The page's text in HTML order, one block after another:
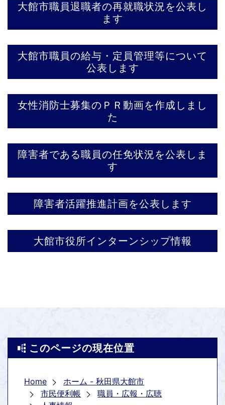
大館市職員退職者の再就職状況を公表し
ます
大館市職員の給与・定員管理等について
公表します
女性消防士募集のＰＲ動画を作成しまし
た
障害者である職員の任免状況を公表しま
す
障害者活躍推進計画を公表します
大館市役所インターンシップ情報
このページの現在位置
Home
ホーム - 秋田県大館市
市民便利帳
職員・広報・広聴